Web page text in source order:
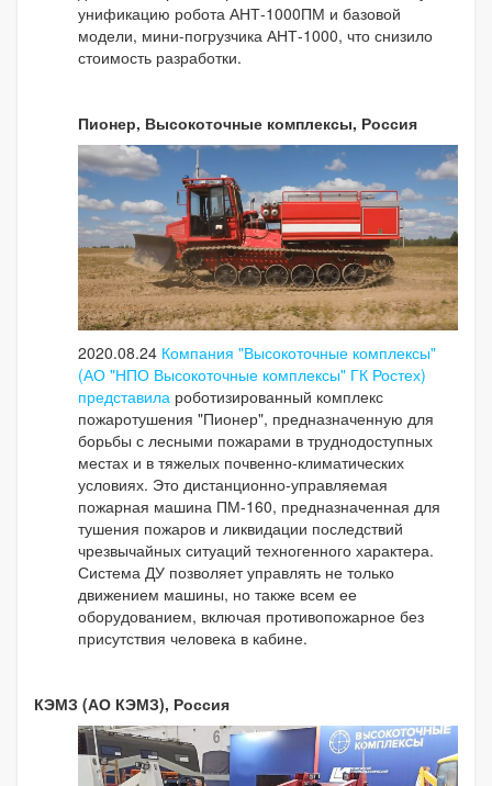
унификацию робота АНТ-1000ПМ и базовой
модели, мини-погрузчика АНТ-1000, что снизило
стоимость разработки.
Пионер, Высокоточные комплексы, Россия
2020.08.24 Компания "Высокоточные комплексы"
(АО "НПО Высокоточные комплексы" ГК Ростех)
представила роботизированный комплекс
пожаротушения "Пионер", предназначенную для
борьбы с лесными пожарами в труднодоступных
местах и в тяжелых почвенно-климатических
условиях. Это дистанционно-управляемая
пожарная машина ПМ-160, предназначенная для
тушения пожаров и ликвидации последствий
чрезвычайных ситуаций техногенного характера.
Система ДУ позволяет управлять не только
движением машины, но также всем ее
оборудованием, включая противопожарное без
присутствия человека в кабине.
КЭМЗ (АО КЭМЗ), Россия